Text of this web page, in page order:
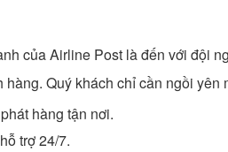
của Airline Post là đến với đội
Quý khách chỉ cần ngồi
hàng tận nơi.
trợ 24/7.